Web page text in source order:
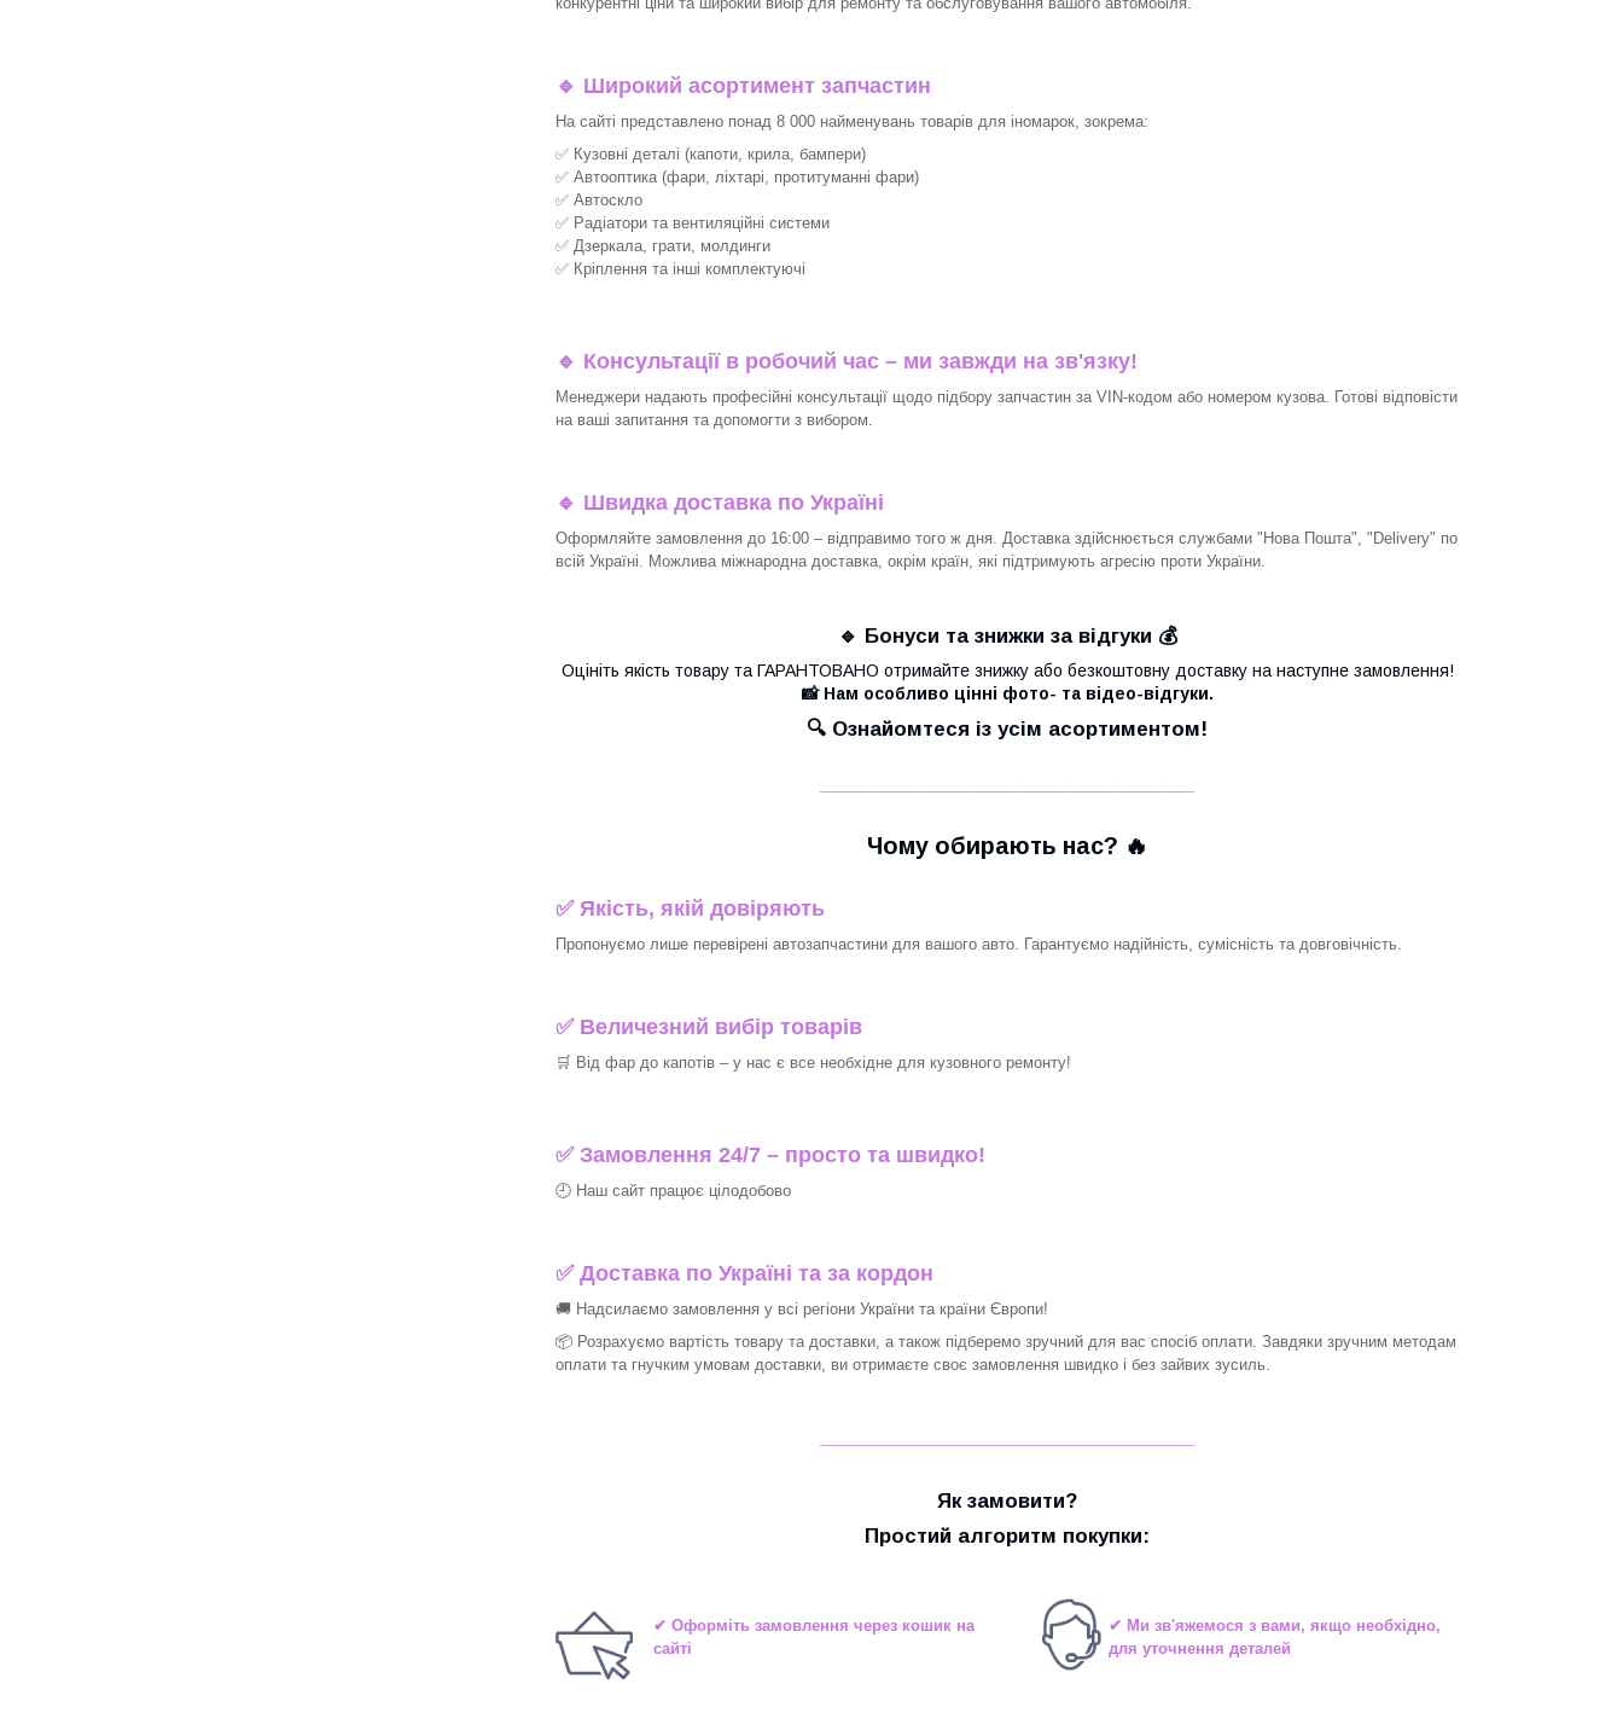
🔹 Широкий асортимент запчастин
На сайті представлено понад 8 000 найменувань товарів для іномарок, зокрема:
✅ Кузовні деталі (капоти, крила, бампери)
✅ Автооптика (фари, ліхтарі, протитуманні фари)
✅ Автоскло
✅ Радіатори та вентиляційні системи
✅ Дзеркала, грати, молдинги
✅ Кріплення та інші комплектуючі
🔹 Консультації в робочий час – ми завжди на зв'язку!
Менеджери надають професійні консультації щодо підбору запчастин за VIN-кодом або номером кузова. Готові відповісти
на ваші запитання та допомогти з вибором.
🔹 Швидка доставка по Україні
Оформляйте замовлення до 16:00 – відправимо того ж дня. Доставка здійснюється службами "Нова Пошта", "Delivery" по
всій Україні. Можлива міжнародна доставка, окрім країн, які підтримують агресію проти України.
🔹 Бонуси та знижки за відгуки 💰
Оцініть якість товару та ГАРАНТОВАНО отримайте знижку або безкоштовну доставку на наступне замовлення!
📸 Нам особливо цінні фото- та відео-відгуки.
🔍 Ознайомтеся із усім асортиментом!
Чому обирають нас? 🔥
✅ Якість, якій довіряють
Пропонуємо лише перевірені автозапчастини для вашого авто. Гарантуємо надійність, сумісність та довговічність.
✅ Величезний вибір товарів
🛒 Від фар до капотів – у нас є все необхідне для кузовного ремонту!
✅ Замовлення 24/7 – просто та швидко!
🕘 Наш сайт працює цілодобово
✅ Доставка по Україні та за кордон
🚚 Надсилаємо замовлення у всі регіони України та країни Європи!
📦 Розрахуємо вартість товару та доставки, а також підберемо зручний для вас спосіб оплати. Завдяки зручним методам
оплати та гнучким умовам доставки, ви отримаєте своє замовлення швидко і без зайвих зусиль.
Як замовити?
Простий алгоритм покупки:
✔ Оформіть замовлення через кошик на
сайті
✔ Ми зв'яжемося з вами, якщо необхідно,
для уточнення деталей